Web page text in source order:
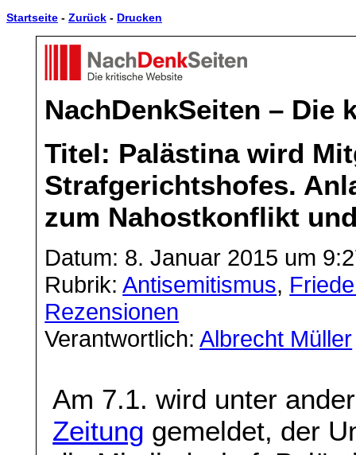
Startseite - Zurück - Drucken
NachDenkSeiten – Die
Titel: Palästina wird
Strafgerichtshofes.
zum Nahostkonflikt
Datum: 8. Januar 2015 um
Rubrik:Antisemitismus,
Rezensionen
Verantwortlich:Albrecht Müller
Am 7.1. wird unter
Zeitung gemeldet, der